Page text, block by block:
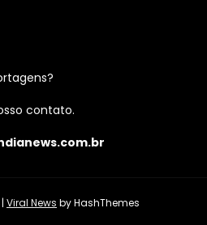
contato.
| Viral News by HashThemes